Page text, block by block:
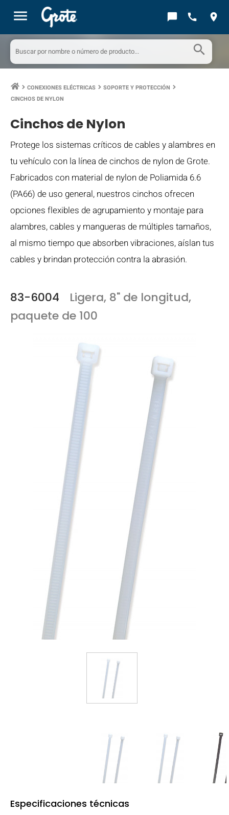
menu chat_bubble call location_on
search
keyboard_arrow_right CONEXIONES ELÉCTRICAS keyboard_arrow_right SOPORTE Y PROTECCIÓN keyboard_arrow_right
CINCHOS DE NYLON
Cinchos de Nylon
Protege los sistemas críticos de cables y alambres en
tu vehículo con la línea de cinchos de nylon de Grote.
Fabricados con material de nylon de Poliamida 6.6
(PA66) de uso general, nuestros cinchos ofrecen
opciones flexibles de agrupamiento y montaje para
alambres, cables y mangueras de múltiples tamaños,
al mismo tiempo que absorben vibraciones, aíslan tus
cables y brindan protección contra la abrasión.
83-6004
Ligera, 8" de longitud,
paquete de 100
Especificaciones técnicas